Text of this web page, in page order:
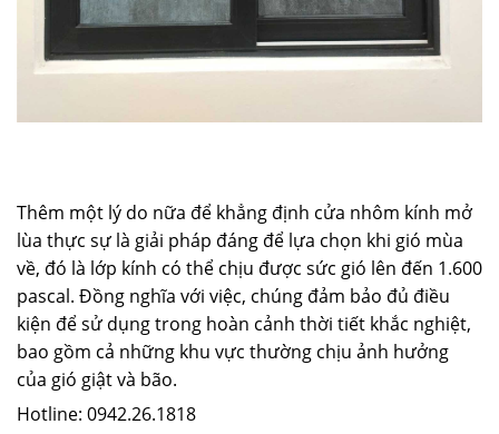
Thêm một lý do nữa để khẳng định cửa nhôm kính mở
lùa thực sự là giải pháp đáng để lựa chọn khi gió mùa
về, đó là lớp kính có thể chịu được sức gió lên đến 1.600
pascal. Đồng nghĩa với việc, chúng đảm bảo đủ điều
kiện để sử dụng trong hoàn cảnh thời tiết khắc nghiệt,
bao gồm cả những khu vực thường chịu ảnh hưởng
của gió giật và bão.
Hotline: 0942.26.1818